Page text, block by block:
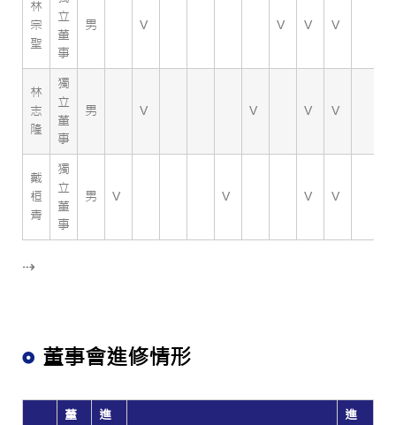
林
宗
聖
立
董
事
男 V V V V
林
志
隆
獨
立
董
事
男 V V V V
戴
桓
青
獨
立
董
事
男 V V V V
⇢
董事會進修情形
董
進
進